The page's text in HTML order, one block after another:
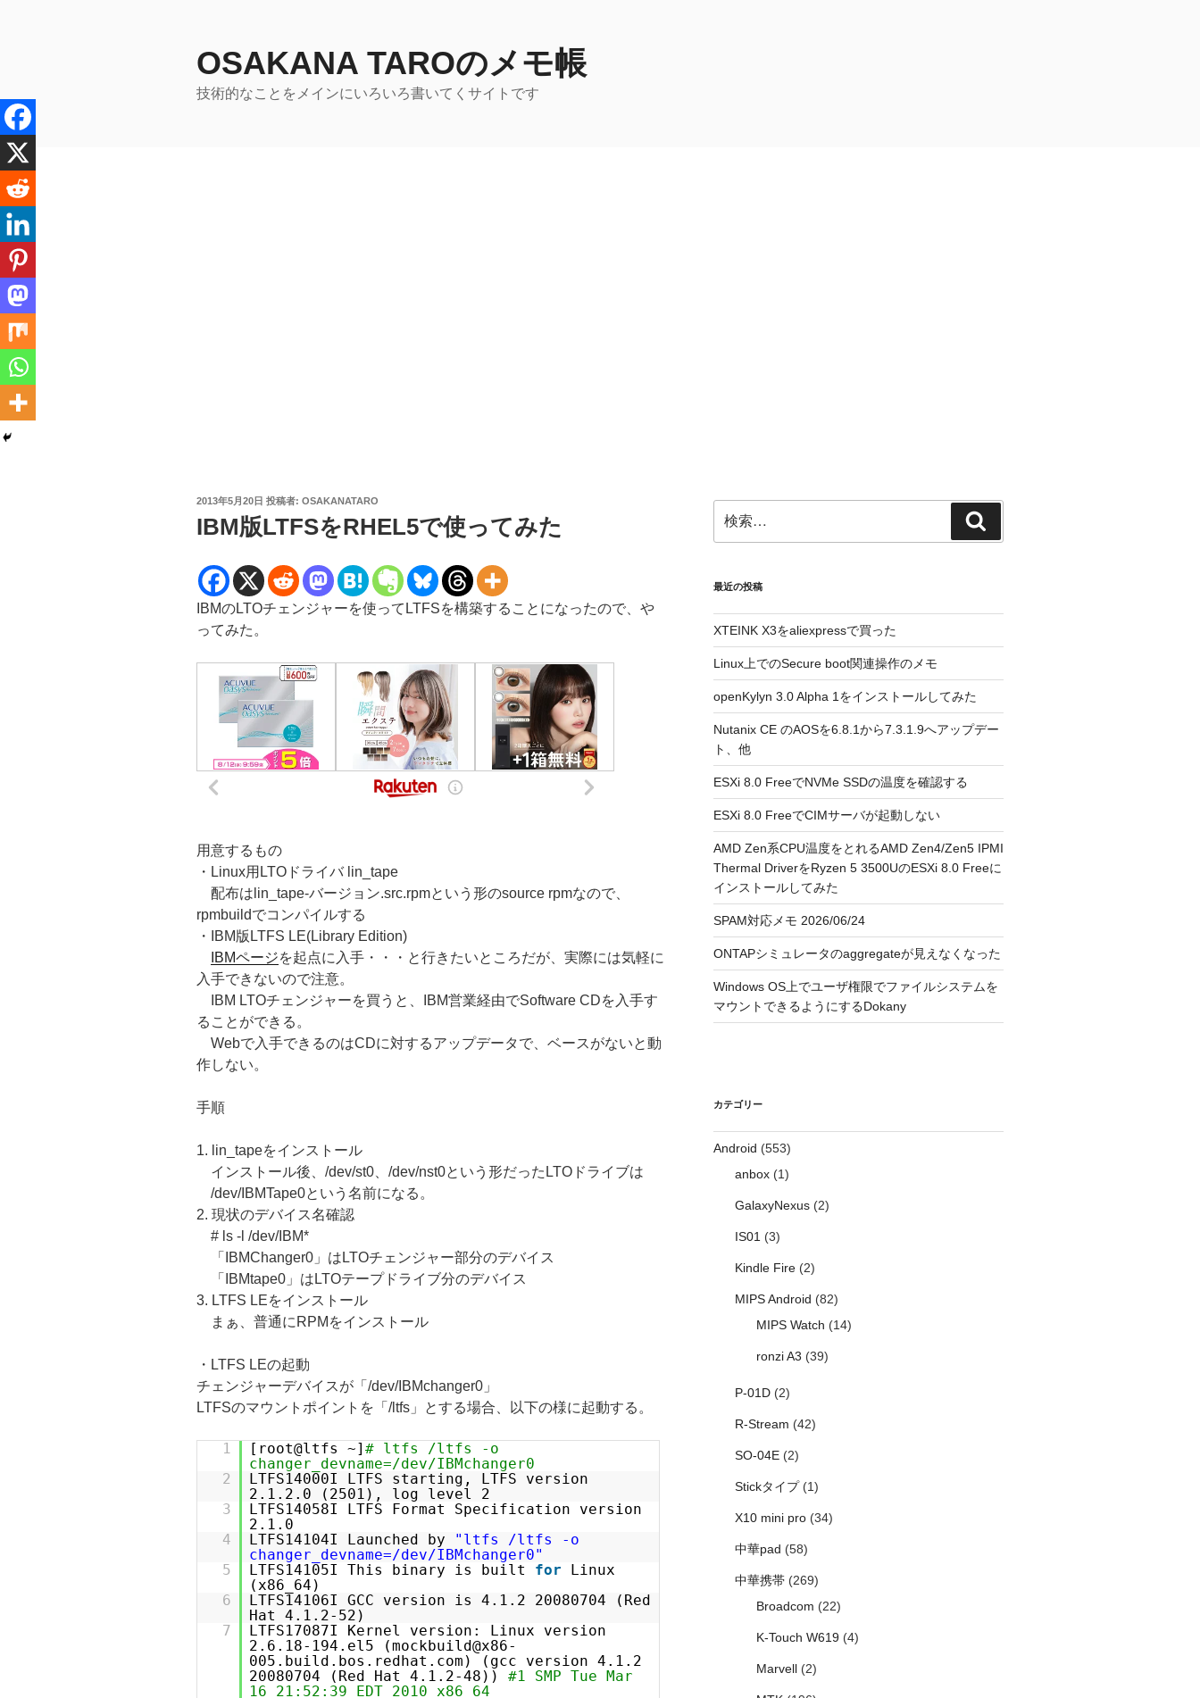
へ
ス
キ
プ
OSAKANA TAROのメモ帳
技術的なことをメインにいろいろ書いてくサイトです
投
日:
2013年5月20日 投稿者: OSAKANATARO
IBM版LTFSをRHEL5で使ってみた
IBMのLTOチェンジャーを使ってLTFSを構築することになったので、や
ってみた。
用意するもの
・Linux用LTOドライバ lin_tape
配布はlin_tape-バージョン.src.rpmという形のsource rpmなので、
rpmbuildでコンパイルする
・IBM版LTFS LE(Library Edition)
IBMページを起点に入手・・・と行きたいところだが、実際には気軽に
入手できないので注意。
IBM LTOチェンジャーを買うと、IBM営業経由でSoftware CDを入手す
ることができる。
Webで入手できるのはCDに対するアップデータで、ベースがないと動
作しない。
手順
1. lin_tapeをインストール
インストール後、/dev/st0、/dev/nst0という形だったLTOドライブは
/dev/IBMTape0という名前になる。
2. 現状のデバイス名確認
# ls -l /dev/IBM*
「IBMChanger0」はLTOチェンジャー部分のデバイス
「IBMtape0」はLTOテープドライブ分のデバイス
3. LTFS LEをインストール
まぁ、普通にRPMをインストール
・LTFS LEの起動
チェンジャーデバイスが「/dev/IBMchanger0」
LTFSのマウントポイントを「/ltfs」とする場合、以下の様に起動する。
1 [root@ltfs ~] # ltfs /ltfs -o
changer_devname=/dev/IBMchanger0
2
LTFS14000I LTFS starting, LTFS version
2.1.2.0 (2501), log level 2
3
LTFS14058I LTFS Format Specification version
2.1.0
4
LTFS14104I Launched by
"ltfs /ltfs -o
changer_devname=/dev/IBMchanger0"
5
LTFS14105I This binary is built for
Linux
(x86_64)
6
LTFS14106I GCC version is 4.1.2 20080704 (Red
Hat 4.1.2-52)
7
LTFS17087I Kernel version: Linux version
2.6.18-194.el5 (mockbuild@x86-
005.build.bos.redhat.com) (gcc version 4.1.2
20080704 (Red Hat 4.1.2-48)) #1 SMP Tue Mar
16 21:52:39 EDT 2010 x86_64
索:
索
最近の投稿
XTEINK X3をaliexpressで買った
Linux上でのSecure boot関連操作のメモ
openKylyn 3.0 Alpha 1をインストールしてみた
Nutanix CE のAOSを6.8.1から7.3.1.9へアップデー
ト、他
ESXi 8.0 FreeでNVMe SSDの温度を確認する
ESXi 8.0 FreeでCIMサーバが起動しない
AMD Zen系CPU温度をとれるAMD Zen4/Zen5 IPMI
Thermal DriverをRyzen 5 3500UのESXi 8.0 Freeに
インストールしてみた
SPAM対応メモ 2026/06/24
ONTAPシミュレータのaggregateが見えなくなった
Windows OS上でユーザ権限でファイルシステムを
マウントできるようにするDokany
カテゴリー
Android (553)
anbox(1)
GalaxyNexus(2)
IS01(3)
Kindle Fire(2)
MIPS Android (82)
MIPS Watch (14)
ronzi A3 (39)
P-01D(2)
R-Stream (42)
SO-04E(2)
Stickタイプ(1)
X10 mini pro(34)
中華pad (58)
中華携帯(269)
Broadcom (22)
K-Touch W619(4)
Marvell(2)